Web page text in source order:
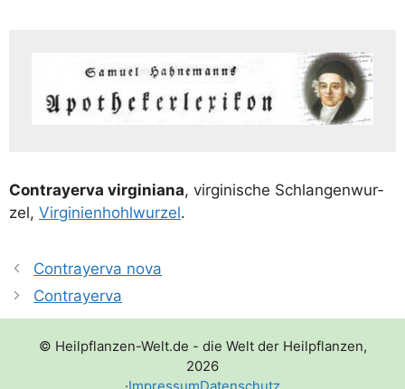
Con­tray­er­va vir­gi­nia­na, vir­gi­ni­sche Schlan­gen­wur­
zel, Vir­gi­ni­en­hohl­wur­zel.
Contrayerva nova
Contrayerva
© Heilpflanzen-Welt.de - die Welt der Heilpflanzen,
2026